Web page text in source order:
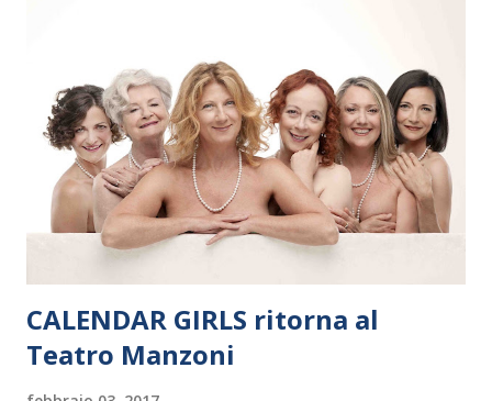
“Settembre dell’Accademia” dove si esibirà per il secondo anno
consecutivo. Il pubblico milanese avrà il piacere di applaudire i
giovani artisti della Baltic Sea Youth Philharmonic per la quarta
volta. L’orchestra, fondata nel 2008 da Kristjan Järvi (affiancato
da un prestigioso consiglio di consulent...
CALENDAR GIRLS ritorna al
Teatro Manzoni